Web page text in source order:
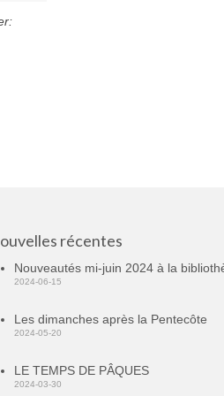
récentes
Nouveautés mi-juin 2024 à la
2024-06-15
Les dimanches après la Pentecôte
2024-05-20
LE TEMPS DE PÂQUES
2024-03-30